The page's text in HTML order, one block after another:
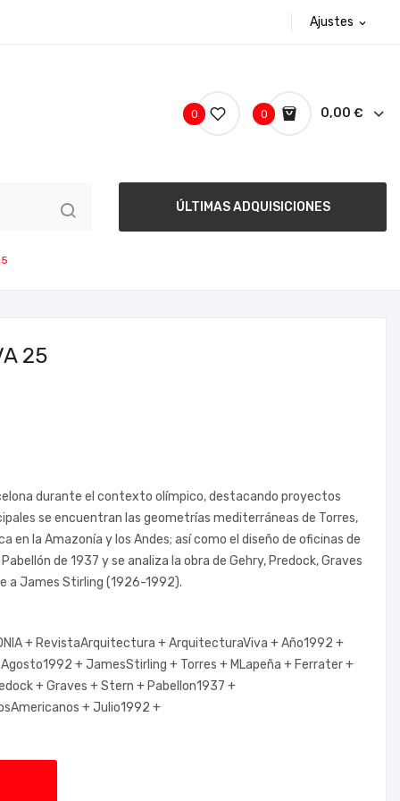
Ajustes expand_more
0 0,00 €
0
ÚLTIMAS ADQUISICIONES
25
durante el contexto olímpico, destacando proyectos
se encuentran las geometrías mediterráneas de Torres,
en la Amazonía y los Andes; así como el diseño de oficinas de
de 1937 y se analiza la obra de Gehry, Predock, Graves
a James Stirling (1926-1992).
+ RevistaArquitectura +ArquitecturaViva +Año1992 +
Agosto1992 +JamesStirling + Torres + MLapeña + Ferrater +
+Graves +Stern + Pabellon1937 +
+Julio1992 +